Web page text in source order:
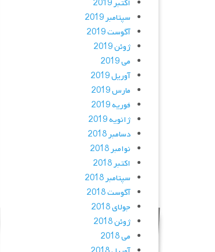
اکتبر 2019
سپتامبر 2019
آگوست 2019
ژوئن 2019
می 2019
آوریل 2019
مارس 2019
فوریه 2019
ژانویه 2019
دسامبر 2018
نوامبر 2018
اکتبر 2018
سپتامبر 2018
آگوست 2018
جولای 2018
ژوئن 2018
می 2018